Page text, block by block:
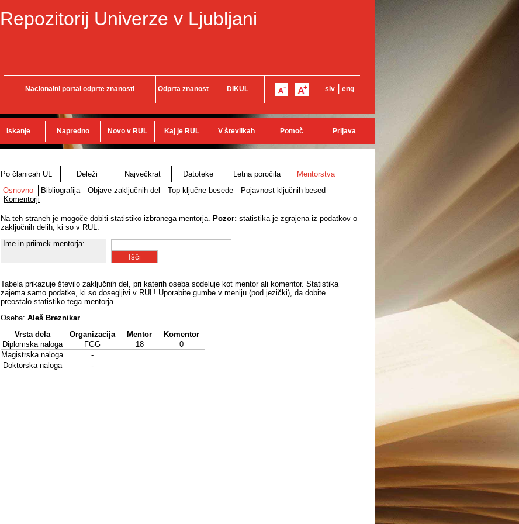
Repozitorij Univerze v Ljubljani
Nacionalni portal odprte znanosti Odprta znanost DiKUL slv eng
Iskanje Napredno Novo v RUL Kaj je RUL V številkah Pomoč Prijava
Po članicah UL Deleži Največkrat Datoteke Letna poročila
Mentorstva
Osnovno
Bibliografija Objave zaključnih del Top ključne besede
Pojavnost ključnih besed
Komentorji
Na teh straneh je mogoče dobiti statistiko izbranega mentorja. Pozor: statistika je zgrajena iz podatkov o
zaključnih delih, ki so v RUL.
Ime in priimek mentorja:
Tabela prikazuje število zaključnih del, pri katerih oseba sodeluje kot mentor ali komentor. Statistika
zajema samo podatke, ki so dosegljivi v RUL! Uporabite gumbe v meniju (pod jezički), da dobite
preostalo statistiko tega mentorja.
Oseba: Aleš Breznikar
Vrsta dela
Organizacija Mentor
Komentor
Diplomska naloga
FGG 18
0
Magistrska naloga
-
Doktorska naloga
-